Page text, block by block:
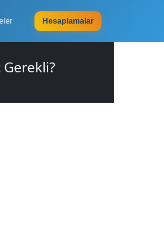
Hesaplamalar